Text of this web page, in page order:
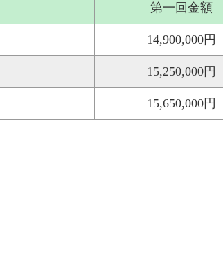
第一回金額
14,900,000円
15,250,000円
15,650,000円